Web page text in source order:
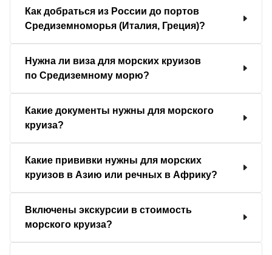
Как добраться из России до портов
Средиземноморья (Италия, Греция)?
Нужна ли виза для морских круизов
по Средиземному морю?
Какие документы нужны для морского
круиза?
Какие прививки нужны для морских
круизов в Азию или речных в Африку?
Включены экскурсии в стоимость
морского круиза?